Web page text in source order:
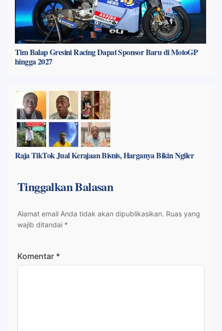
Tim Balap Gresini Racing Dapat Sponsor Baru di MotoGP
hingga 2027
Raja TikTok Jual Kerajaan Bisnis, Harganya Bikin Ngiler
Tinggalkan Balasan
Alamat email Anda tidak akan dipublikasikan. Ruas yang
wajib ditandai *
Komentar *